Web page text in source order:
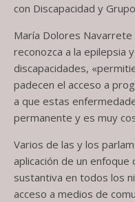
con Discapacidad y
María Dolores
reconozca a la epilepsia
discapacidades,
padecen el acceso a
a que estas
permanente y es muy
Varios de las y los
aplicación de un enfoque
sustantiva en todos los
acceso a medios de